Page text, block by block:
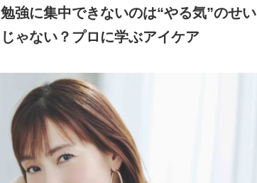
勉強に集中できないのは“やる気”のせい
じゃない？プロに学ぶアイケア